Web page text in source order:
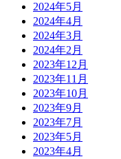
2024年5月
2024年4月
2024年3月
2024年2月
2023年12月
2023年11月
2023年10月
2023年9月
2023年7月
2023年5月
2023年4月